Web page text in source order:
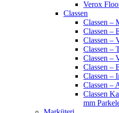
Verox
Classen
Classen –
Classen –
Classen –
Classen –
Classen –
Classen –
Classen –
Classen –
Classen
mm